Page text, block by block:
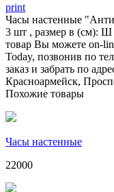
print
Часы настенные
3 шт , размер в (см):
товар Вы можете on-
Today, позвонив по
заказ и забрать по
Красноармейск,
Похожие товары
Часы настенные
22000